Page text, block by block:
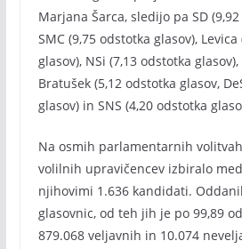
Marjana Šarca, sledijo pa SD
SMC (9,75 odstotka glasov),
glasov), NSi (7,13 odstotka
Bratušek (5,12 odstotka glasov,
glasov) in SNS (4,20 odstotka
Na osmih parlamentarnih
volilnih upravičencev izbiralo
njihovimi 1.636 kandidati.
glasovnic, od teh jih je po 99,89
879.068 veljavnih in 10.074